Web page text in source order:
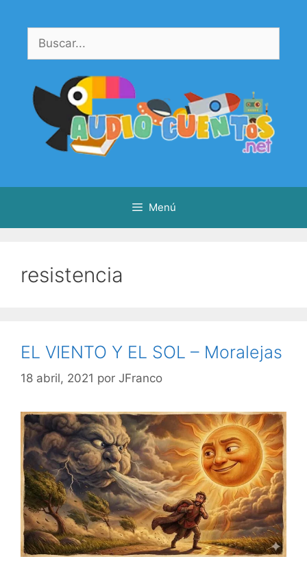
contenido
Buscar:
Menú
resistencia
EL VIENTO Y EL SOL – Moralejas
18 abril, 2021 por JFranco